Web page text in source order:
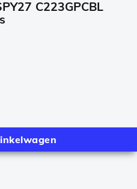
C223GPCBL